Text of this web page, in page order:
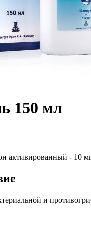
150 мл
- 10
и